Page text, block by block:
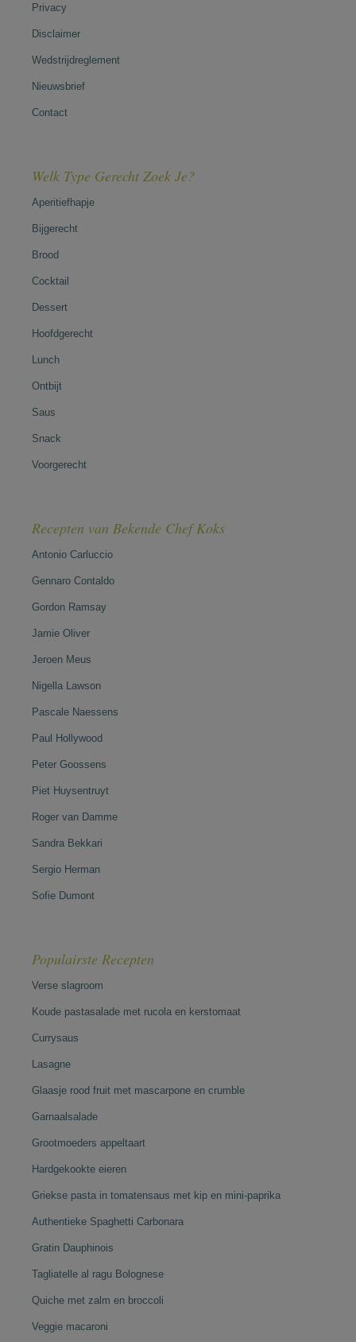
Privacy
Disclaimer
Wedstrijdreglement
Nieuwsbrief
Contact
Welk Type Gerecht Zoek Je?
Aperitiefhapje
Bijgerecht
Brood
Cocktail
Dessert
Hoofdgerecht
Lunch
Ontbijt
Saus
Snack
Voorgerecht
Recepten van Bekende Chef Koks
Antonio Carluccio
Gennaro Contaldo
Gordon Ramsay
Jamie Oliver
Jeroen Meus
Nigella Lawson
Pascale Naessens
Paul Hollywood
Peter Goossens
Piet Huysentruyt
Roger van Damme
Sandra Bekkari
Sergio Herman
Sofie Dumont
Populairste Recepten
Verse slagroom
Koude pastasalade met rucola en kerstomaat
Currysaus
Lasagne
Glaasje rood fruit met mascarpone en crumble
Garnaalsalade
Grootmoeders appeltaart
Hardgekookte eieren
Griekse pasta in tomatensaus met kip en mini-paprika
Authentieke Spaghetti Carbonara
Gratin Dauphinois
Tagliatelle al ragu Bolognese
Quiche met zalm en broccoli
Veggie macaroni